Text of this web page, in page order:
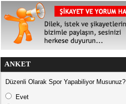
ANKET
Düzenli Olarak Spor Yapabiliyor Musunuz?
Evet